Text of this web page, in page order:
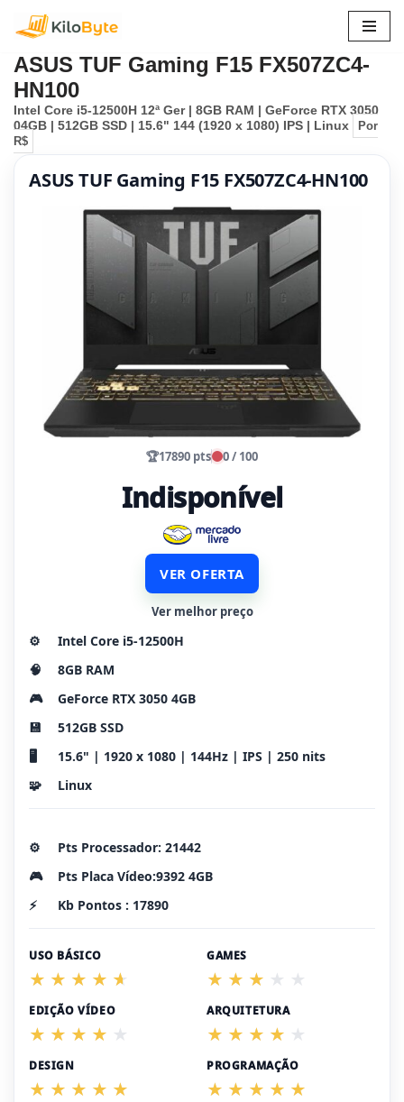
para
o
conteúdo
ASUS TUF Gaming F15 FX507ZC4-
HN100
Intel Core i5-12500H 12ª Ger | 8GB RAM | GeForce RTX 3050
04GB | 512GB SSD | 15.6" 144 (1920 x 1080) IPS | Linux
Por
R$
ASUS TUF Gaming F15 FX507ZC4-HN100
🏆17890 pts 0 / 100
Indisponível
VER OFERTA
Ver melhor preço
⚙️
Intel Core i5-12500H
🧠
8GB RAM
🎮
GeForce RTX 3050 4GB
💾
512GB SSD
🖥️
15.6" | 1920 x 1080 | 144Hz | IPS | 250 nits
🧩
Linux
⚙️
Pts Processador: 21442
🎮
Pts Placa Vídeo:9392 4GB
⚡
Kb Pontos : 17890
USO BÁSICO GAMES
EDIÇÃO VÍDEO ARQUITETURA
DESIGN PROGRAMAÇÃO